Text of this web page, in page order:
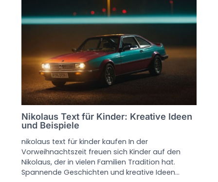
Nikolaus Text für Kinder: Kreative Ideen
und Beispiele
nikolaus text für kinder kaufen In der
Vorweihnachtszeit freuen sich Kinder auf den
Nikolaus, der in vielen Familien Tradition hat.
Spannende Geschichten und kreative Ideen…